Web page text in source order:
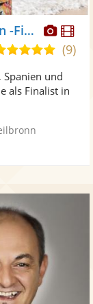
Fotos
Corazón del Caribe -Kuba- Spanien -Fiesta - Karibik
5,0
5
(9)
Spanien und
als Finalist in